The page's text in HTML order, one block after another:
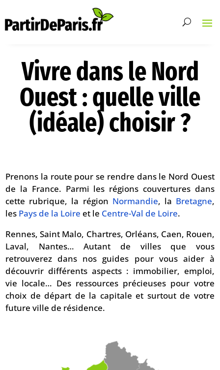
Vivre dans le Nord
Ouest : quelle ville
(idéale) choisir ?
Prenons la route pour se rendre dans le Nord Ouest
de la France. Parmi les régions couvertures dans
cette rubrique, la région Normandie, la Bretagne,
les Pays de la Loire et le Centre-Val de Loire.
Rennes, Saint Malo, Chartres, Orléans, Caen, Rouen,
Laval, Nantes… Autant de villes que vous
retrouverez dans nos guides pour vous aider à
découvrir différents aspects : immobilier, emploi,
vie locale… Des ressources précieuses pour votre
choix de départ de la capitale et surtout de votre
future ville de résidence.